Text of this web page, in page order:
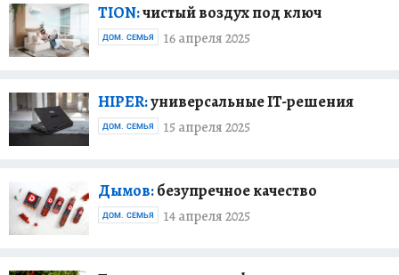
TION:чистый воздух под ключ
16 апреля 2025
ДОМ. СЕМЬЯ
HIPER:универсальные IT-решения
15 апреля 2025
ДОМ. СЕМЬЯ
Дымов:безупречное качество
14 апреля 2025
ДОМ. СЕМЬЯ